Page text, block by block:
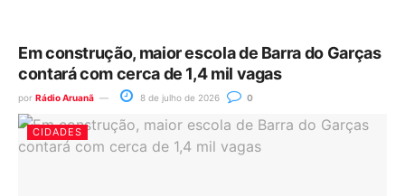
Em construção, maior escola de Barra do Garças
contará com cerca de 1,4 mil vagas
por Rádio Aruanã 8 de julho de 2026 0
CIDADES